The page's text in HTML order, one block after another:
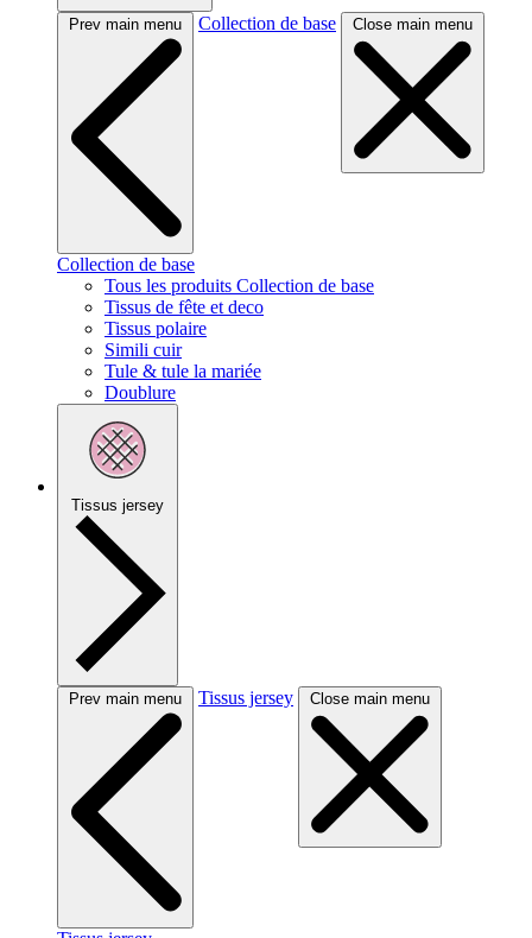
Prev main menu Collection de base Close main menu
Collection de base
Tous les produits Collection de base
Tissus de fête et deco
Tissus polaire
Simili cuir
Tule & tule la mariée
Doublure
Tissus jersey
Prev main menu Tissus jersey Close main menu